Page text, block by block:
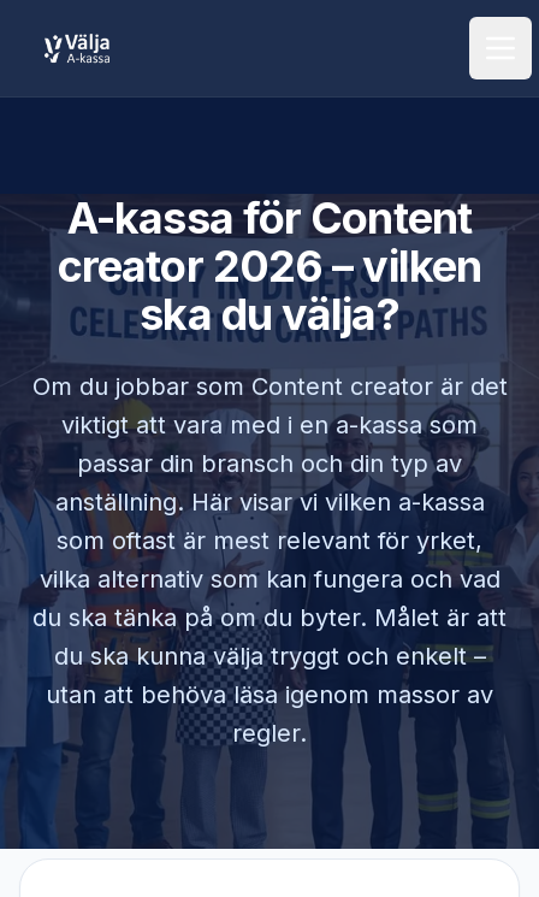
A-kassa för Content
creator2026 – vilken
ska du välja?
Om du jobbar som Content creatorär det
viktigt att vara med i en a-kassa som
passar din bransch och din typ av
anställning. Här visar vi vilken a-kassa
som oftast är mest relevant för yrket,
vilka alternativ som kan fungera och vad
du ska tänka på om du byter. Målet är att
du ska kunna välja tryggt och enkelt –
utan att behöva läsa igenom massor av
regler.